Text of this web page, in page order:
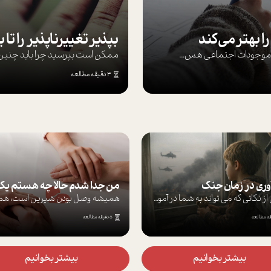
بهتر می‌کند
موجودات اجتماعی هس... ممکن است بپرسيد چرا بايد چنين
3 دقیقه مطالعه
در زمان جنگ
برخی از نکاتی که می تواند به شما در آموز...
بیشتر بخوانیم
5 دقیقه مطالعه
بیشتر بخوانیم